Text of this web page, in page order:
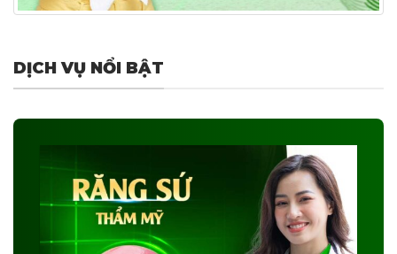
DỊCH VỤ NỔI BẬT